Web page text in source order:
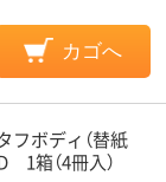
カゴへ
ボディ（替紙
箱（4冊入）